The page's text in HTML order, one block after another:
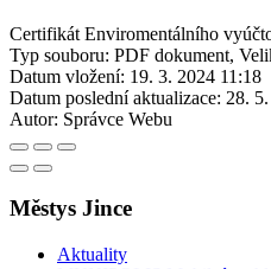
Certifikát Enviromentálního
Typ souboru: PDF dokument,
Datum vložení: 19. 3. 2024 11:18
Datum poslední aktualizace: 28.
Autor: Správce Webu
Městys Jince
Aktuality